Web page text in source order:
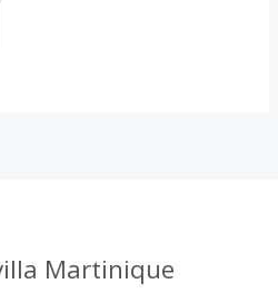
Martinique